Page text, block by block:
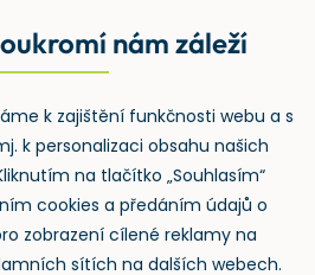
v odpadechnám záleží
k zajištění funkčnosti webu a s
k personalizaci obsahu našich
na tlačítko „Souhlasím“
cookies a předáním údajů o
zobrazení cílené reklamy na
sítích na dalších webech.